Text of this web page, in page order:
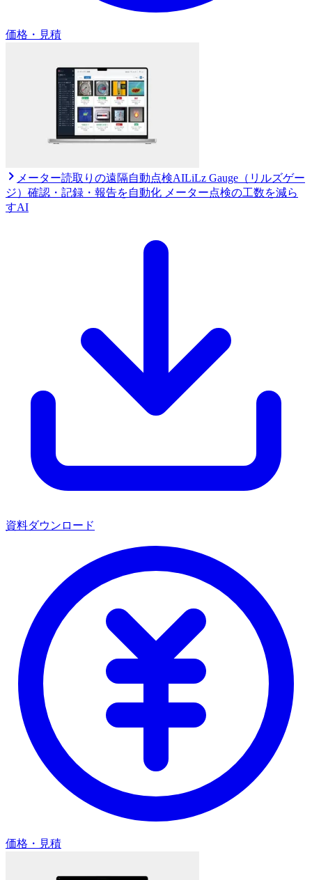
価格・見積
メーター読取りの遠隔自動点検AILiLz Gauge（リルズゲー
ジ） 確認・記録・報告を自動化 メーター点検の工数を減ら
すAI
資料ダウンロード
価格・見積